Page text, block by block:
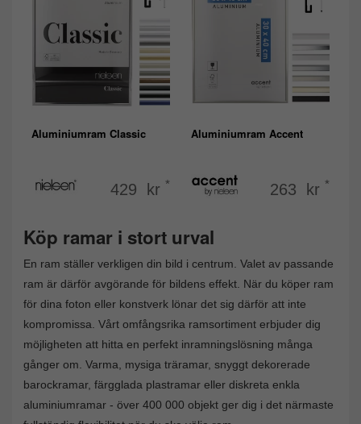
Aluminiumram Classic
429 kr *
Aluminiumram Accent
263 kr *
Köp ramar i stort urval
En ram ställer verkligen din bild i centrum. Valet av passande
ram är därför avgörande för bildens effekt. När du köper ram
för dina foton eller konstverk lönar det sig därför att inte
kompromissa. Vårt omfångsrika ramsortiment erbjuder dig
möjligheten att hitta en perfekt inramningslösning många
gånger om. Varma, mysiga träramar, snyggt dekorerade
barockramar, färgglada plastramar eller diskreta enkla
aluminiumramar - över 400 000 objekt ger dig i det närmaste